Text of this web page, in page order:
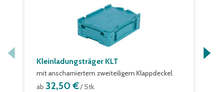
Kleinladungsträger KLT
mit anscharniertem zweiteiligem Klappdeckel
ab 32,50 €/ Stk.